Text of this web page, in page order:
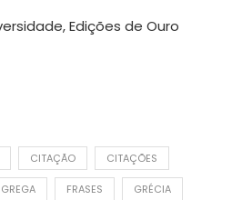
Edições de Ouro
CITAÇÃO CITAÇÕES
FRASES GRÉCIA